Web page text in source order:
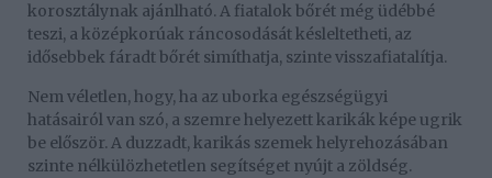
korosztálynak ajánlható. A fiatalok bőrét még üdébbé
teszi, a középkorúak ráncosodását késleltetheti, az
idősebbek fáradt bőrét simíthatja, szinte visszafiatalítja.
Nem véletlen, hogy, ha az uborka egészségügyi
hatásairól van szó, a szemre helyezett karikák képe ugrik
be először. A duzzadt, karikás szemek helyrehozásában
szinte nélkülözhetetlen segítséget nyújt a zöldség.